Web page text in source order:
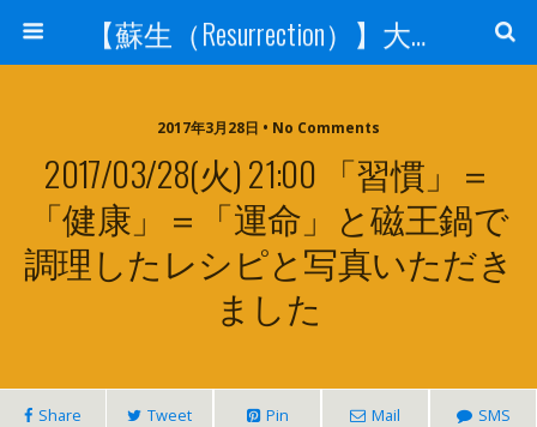
【蘇生（Resurrection）】大宇宙と人体の神秘を紐解く
2017年3月28日 • No Comments
2017/03/28(火) 21:00 「習慣」＝
「健康」＝「運命」と磁王鍋で
調理したレシピと写真いただき
ました
Share Tweet Pin Mail SMS